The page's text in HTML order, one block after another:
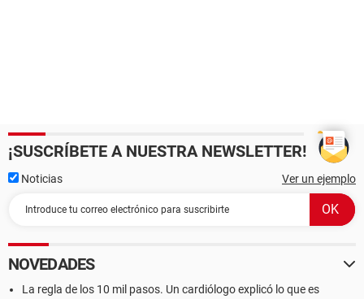
¡SUSCRÍBETE A NUESTRA NEWSLETTER!
Noticias Ver un ejemplo
NOVEDADES
La regla de los 10 mil pasos. Un cardiólogo explicó lo que es